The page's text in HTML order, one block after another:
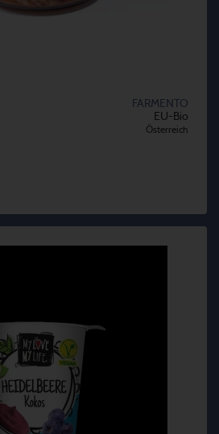
FARMENTO
EU-Bio
Österreich